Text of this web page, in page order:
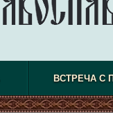
ВСТРЕЧА С